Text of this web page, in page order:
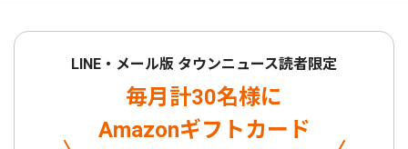
LINE・メール版 タウンニュース読者限定
毎月計30名様に
Amazonギフトカード